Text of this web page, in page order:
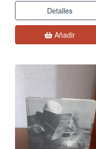
Detalles
Añadir